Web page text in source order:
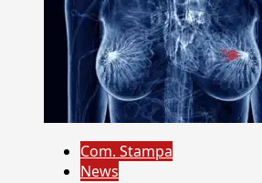
Com. Stampa
News